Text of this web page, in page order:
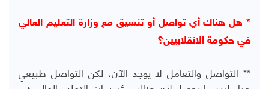
* هل هناك أي تواصل أو تنسيق مع وزارة التعليم العالي
في حكومة الانقلابيين؟
** التواصل والتعامل لا يوجد الآن، لكن التواصل طبيعي